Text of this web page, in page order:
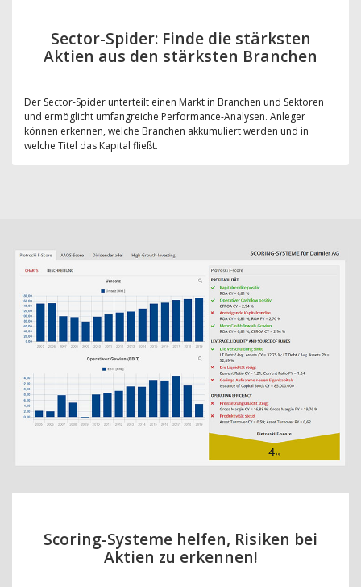
Sector-Spider: Finde die stärksten
Aktien aus den stärksten Branchen
Der Sector-Spider unterteilt einen Markt in Branchen und Sektoren
und ermöglicht umfangreiche Performance-Analysen. Anleger
können erkennen, welche Branchen akkumuliert werden und in
welche Titel das Kapital fließt.
Scoring-Systeme helfen, Risiken bei
Aktien zu erkennen!